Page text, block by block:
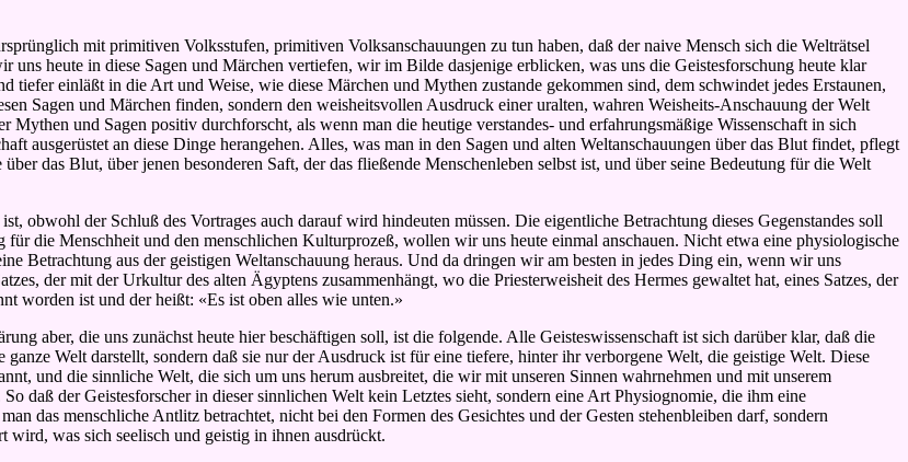
mit primitiven Volksstufen, primitiven Volksanschauungen zu tun haben, daß der naive Mensch sich die Welträtsel
heute in diese Sagen und Märchen vertiefen, wir im Bilde dasjenige erblicken, was uns die Geistesforschung heute klar
tiefer einläßt in die Art und Weise, wie diese Märchen und Mythen zustande gekommen sind, dem schwindet jedes Erstaunen,
Sagen und Märchen finden, sondern den weisheitsvollen Ausdruck einer uralten, wahren Weisheits-Anschauung der Welt
und Sagen positiv durchforscht, als wenn man die heutige verstandes- und erfahrungsmäßige Wissenschaft in sich
ausgerüstet an diese Dinge herangehen. Alles, was man in den Sagen und alten Weltanschauungen über das Blut findet, pflegt
das Blut, über jenen besonderen Saft, der das fließende Menschenleben selbst ist, und über seine Bedeutung für die Welt
obwohl der Schluß des Vortrages auch darauf wird hindeuten müssen. Die eigentliche Betrachtung dieses Gegenstandes soll
die Menschheit und den menschlichen Kulturprozeß, wollen wir uns heute einmal anschauen. Nicht etwa eine physiologische
Betrachtung aus der geistigen Weltanschauung heraus. Und da dringen wir am besten in jedes Ding ein, wenn wir uns
der mit der Urkultur des alten Ägyptens zusammenhängt, wo die Priesterweisheit des Hermes gewaltet hat, eines Satzes, der
worden ist und der heißt: «Es ist oben alles wie unten.»
aber, die uns zunächst heute hier beschäftigen soll, ist die folgende. Alle Geisteswissenschaft ist sich darüber klar, daß die
Welt darstellt, sondern daß sie nur der Ausdruck ist für eine tiefere, hinter ihr verborgene Welt, die geistige Welt. Diese
und die sinnliche Welt, die sich um uns herum ausbreitet, die wir mit unseren Sinnen wahrnehmen und mit unserem
daß der Geistesforscher in dieser sinnlichen Welt kein Letztes sieht, sondern eine Art Physiognomie, die ihm eine
das menschliche Antlitz betrachtet, nicht bei den Formen des Gesichtes und der Gesten stehenbleiben darf, sondern
wird, was sich seelisch und geistig in ihnen ausdrückt.